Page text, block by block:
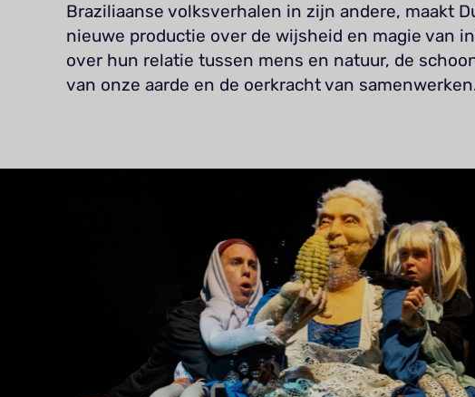
Braziliaanse volksverhalen in zijn andere, maakt
nieuwe productie over de wijsheid en magie van
over hun relatie tussen mens en natuur, de
van onze aarde en de oerkracht van